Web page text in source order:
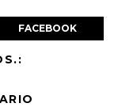
FACEBOOK